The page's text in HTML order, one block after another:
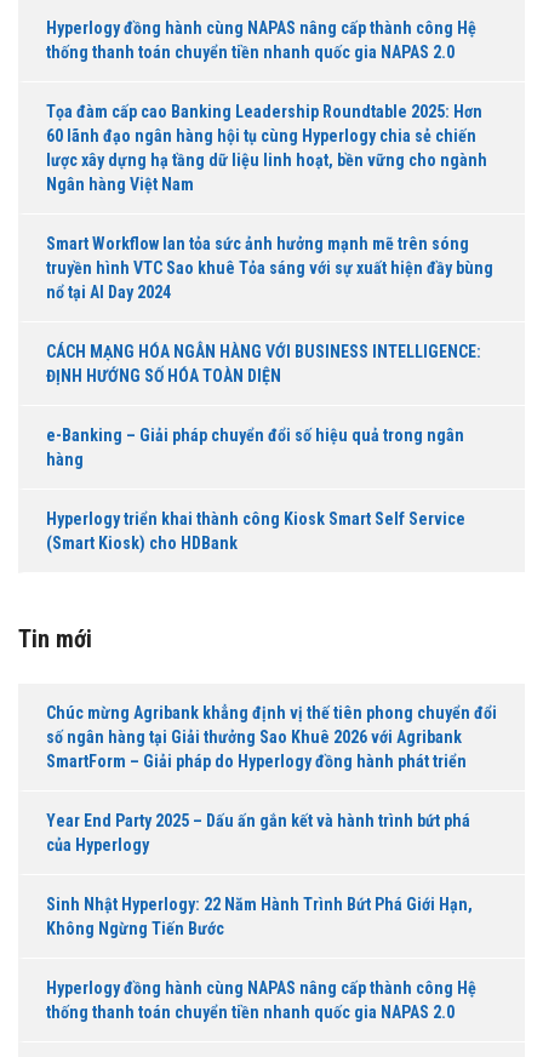
Hyperlogy đồng hành cùng NAPAS nâng cấp thành công Hệ
thống thanh toán chuyển tiền nhanh quốc gia NAPAS 2.0
Tọa đàm cấp cao Banking Leadership Roundtable 2025: Hơn
60 lãnh đạo ngân hàng hội tụ cùng Hyperlogy chia sẻ chiến
lược xây dựng hạ tầng dữ liệu linh hoạt, bền vững cho ngành
Ngân hàng Việt Nam
Smart Workflow lan tỏa sức ảnh hưởng mạnh mẽ trên sóng
truyền hình VTC Sao khuê Tỏa sáng với sự xuất hiện đầy bùng
nổ tại AI Day 2024
CÁCH MẠNG HÓA NGÂN HÀNG VỚI BUSINESS INTELLIGENCE:
ĐỊNH HƯỚNG SỐ HÓA TOÀN DIỆN
e-Banking – Giải pháp chuyển đổi số hiệu quả trong ngân
hàng
Hyperlogy triển khai thành công Kiosk Smart Self Service
(Smart Kiosk) cho HDBank
Tin mới
Chúc mừng Agribank khẳng định vị thế tiên phong chuyển đổi
số ngân hàng tại Giải thưởng Sao Khuê 2026 với Agribank
SmartForm – Giải pháp do Hyperlogy đồng hành phát triển
Year End Party 2025 – Dấu ấn gắn kết và hành trình bứt phá
của Hyperlogy
Sinh Nhật Hyperlogy: 22 Năm Hành Trình Bứt Phá Giới Hạn,
Không Ngừng Tiến Bước
Hyperlogy đồng hành cùng NAPAS nâng cấp thành công Hệ
thống thanh toán chuyển tiền nhanh quốc gia NAPAS 2.0